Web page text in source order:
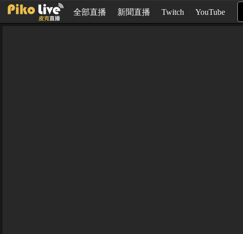
全部直播 新聞直播 Twitch YouTube